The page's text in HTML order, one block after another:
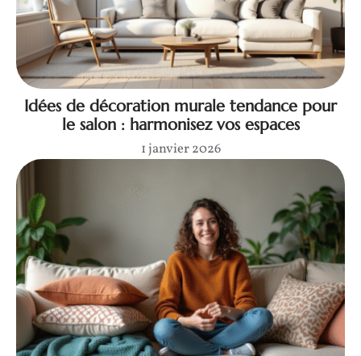
Idées de décoration murale tendance pour
le salon : harmonisez vos espaces
1 janvier 2026